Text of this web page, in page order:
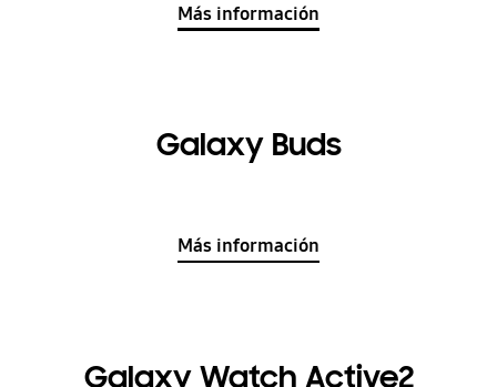
Más información
Galaxy Buds
Más información
Galaxy Watch Active2